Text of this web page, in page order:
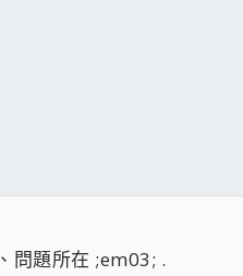
、問題所在 ;em03; .